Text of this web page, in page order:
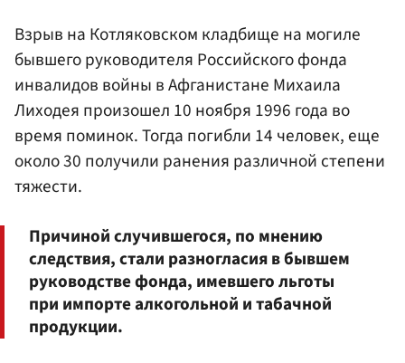
Взрыв на Котляковском кладбище на могиле
бывшего руководителя Российского фонда
инвалидов войны в Афганистане Михаила
Лиходея произошел 10 ноября 1996 года во
время поминок. Тогда погибли 14 человек, еще
около 30 получили ранения различной степени
тяжести.
Причиной случившегося, по мнению
следствия, стали разногласия в бывшем
руководстве фонда, имевшего льготы
при импорте алкогольной и табачной
продукции.